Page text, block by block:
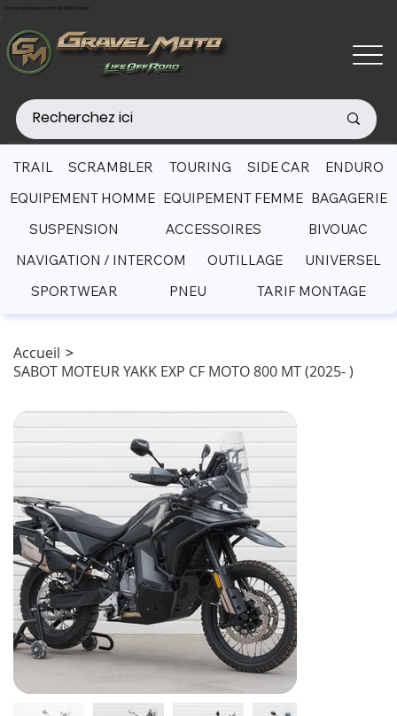
Livraison gratuite à partir de 200€ d'achat
Accueil >
SABOT MOTEUR YAKK EXP CF MOTO 800 MT (2025- )
TRAIL SCRAMBLER TOURING SIDE CAR
ENDURO
EQUIPEMENT HOMME EQUIPEMENT FEMME BAGAGERIE
SUSPENSION
ACCESSOIRES
BIVOUAC
NAVIGATION / INTERCOM
OUTILLAGE
UNIVERSEL
SPORTWEAR
PNEU TARIF MONTAGE